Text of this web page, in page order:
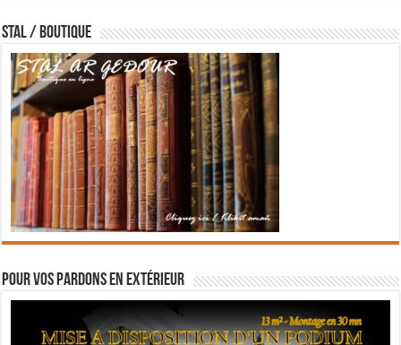
STAL / BOUTIQUE
Pour vos pardons en extérieur